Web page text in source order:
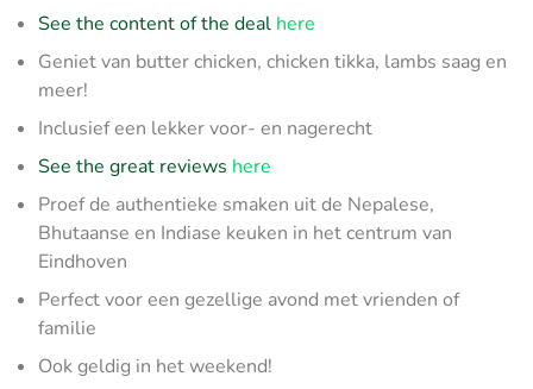
See the content of the deal here
Geniet van butter chicken, chicken tikka, lambs saag en
meer!
Inclusief een lekker voor- en nagerecht
See the great reviews here
Proef de authentieke smaken uit de Nepalese,
Bhutaanse en Indiase keuken in het centrum van
Eindhoven
Perfect voor een gezellige avond met vrienden of
familie
Ook geldig in het weekend!